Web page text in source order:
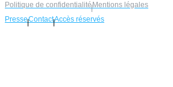
Politique de confidentialité Mentions légales
PresseContactAccès réservés